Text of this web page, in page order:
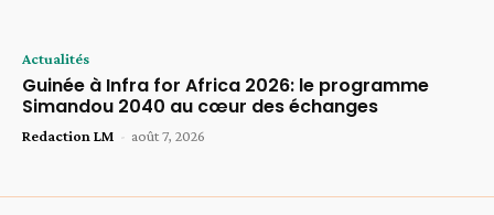
Actualités
Guinée à Infra for Africa 2026: le programme
Simandou 2040 au cœur des échanges
Redaction LM - août 7, 2026